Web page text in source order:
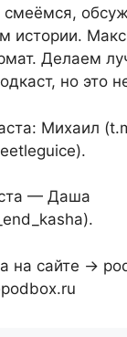
истории.
Делаем
но это
Михаил
— Даша
на сайте →